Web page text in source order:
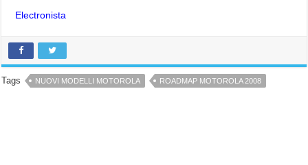
Electronista
Tags NUOVI MODELLI MOTOROLA ROADMAP MOTOROLA 2008